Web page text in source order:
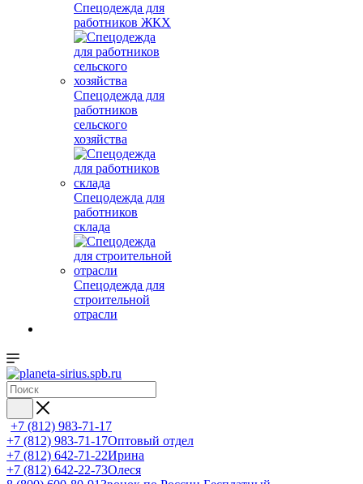
Спецодежда для
работников ЖКХ
Спецодежда для
работников
сельского
хозяйства
Спецодежда для
работников
склада
Спецодежда для
строительной
отрасли
+7 (812) 983-71-17
+7 (812) 983-71-17Оптовый отдел
+7 (812) 642-71-22Ирина
+7 (812) 642-22-73Олеся